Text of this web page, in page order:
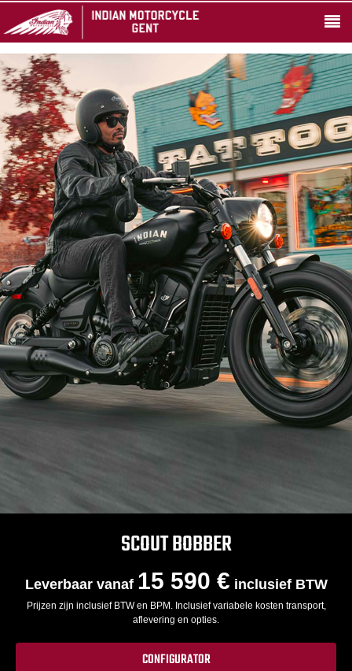
SCOUT BOBBER
Leverbaar vanaf 15 590 € inclusief BTW
Prijzen zijn inclusief BTW en BPM. Inclusief variabele kosten transport,
aflevering en opties.
CONFIGURATOR